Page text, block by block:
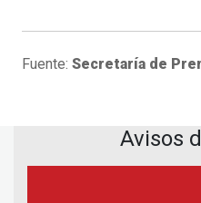
Fuente: Secretaría de
Avisos